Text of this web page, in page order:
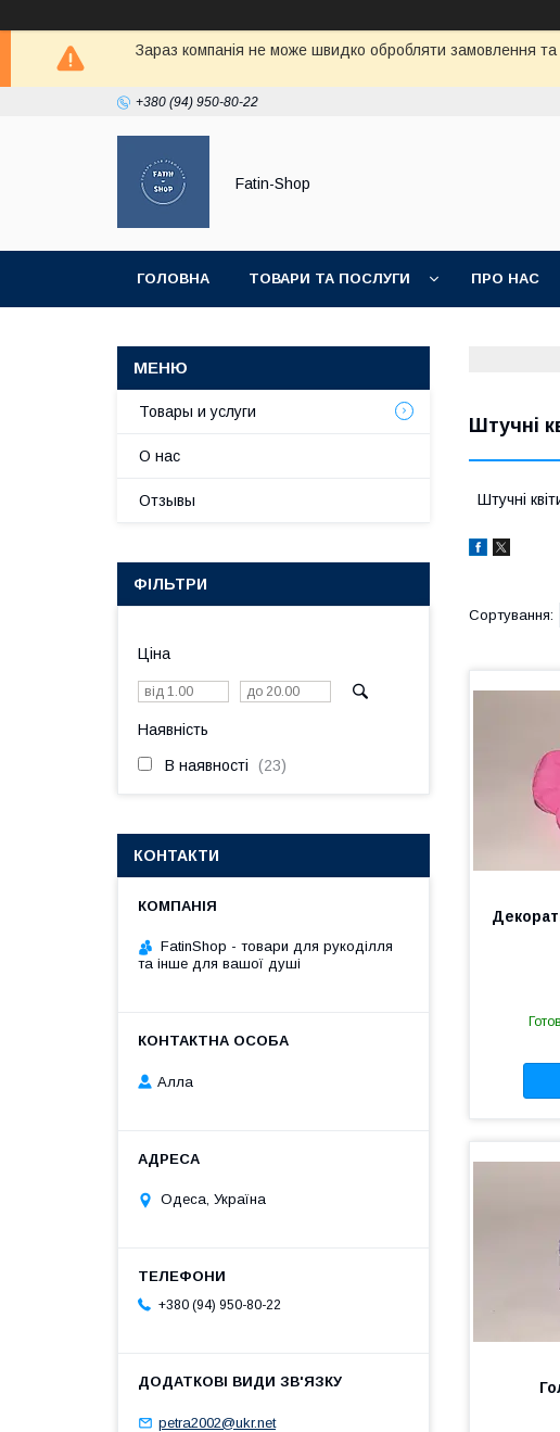
Зараз компанія не може швидко обробляти замовлення та
+380 (94) 950-80-22
Fatin-Shop
ГОЛОВНА ТОВАРИ ТА ПОСЛУГИ ПРО НАС
Штучні
Штучні
Товары и услуги
О нас
Отзывы
ФІЛЬТРИ
Ціна
Наявність
В наявності 23
КОНТАКТИ
FatinShop - товари для рукоділля
та інше для вашої душі
Алла
Одеса, Україна
+380 (94) 950-80-22
petra2002@ukr.net